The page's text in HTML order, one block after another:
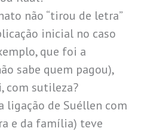
não “tirou de letra”
inicial no caso
que foi a
sabe quem pagou),
com sutileza?
ligação de Suéllen com
e da família) teve